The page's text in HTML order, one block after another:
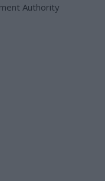
Authority